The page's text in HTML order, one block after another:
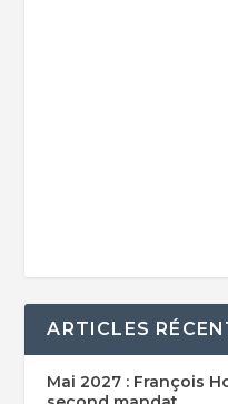
ARTICLES
Mai 2027 : François